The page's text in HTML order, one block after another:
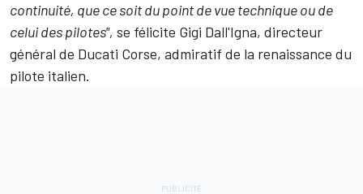
continuité, que ce soit du point de vue technique ou de
celui des pilotes", se félicite Gigi Dall'Igna, directeur
général de Ducati Corse, admiratif de la renaissance du
pilote italien.